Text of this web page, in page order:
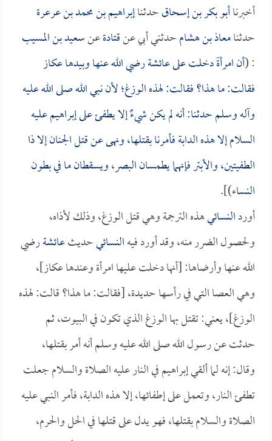
أخبرناأبو بكر بن إسحاقحدثناإبراهيم بن محمد بن عرعرة
حدثنامعاذ بن هشامحدثني أبي عنقتادةعنسعيد بن المسيب
: (أن امرأةً دخلت علىعائشةرضي الله عنها وبيدها عكاز
فقالت: ما هذا؟ فقالت: لهذه الوزغ؛ لأن نبي الله صلى الله عليه
وآله وسلم حدثنا: أنه لم يكن شيءٌ إلا يطفئ على إبراهيم عليه
السلام إلا هذه الدابة فأمرنا بقتلها، ونهى عن قتل الجنان إلا ذا
الطفيتين، والأبتر فإنهما يطمسان البصر، ويسقطان ما في بطون
النساء)].
أوردالنسائيهذه الترجمة وهي قتل الوزغ، وذلك لأذاه،
ولحصول الضرر منه، وقد أورد فيهالنسائيحديثعائشةرضي
الله عنها وأرضاها: [أنها دخلت عليها امرأة وعندها عكاز]،
وهي العصا التي في رأسها حديدة، [فقالت: ما هذا؟ قالت: لهذه
الوزغ]، يعني: تقتل بها الوزغ الذي تكون في البيوت، ثم
حدثت عن رسول الله صلى الله عليه وسلم أنه أمر بقتلها،
وقال: إنه لما ألقي إبراهيم في النار عليه الصلاة والسلام جعلت
تطفئ النار، وتعمل على إطفائها، إلا هذه الدابة، فأمر النبي عليه
الصلاة والسلام بقتلها، فهو يدل على قتلها في الحل والحرم،